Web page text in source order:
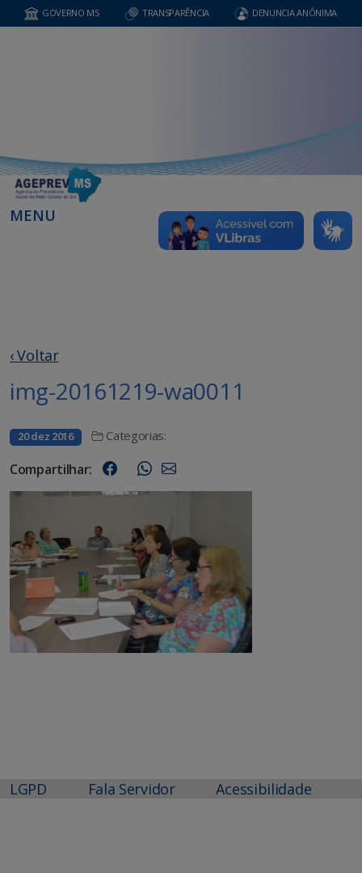
GOVERNO MS TRANSPARÊNCIA DENUNCIA ANÔNIMA
MENU
‹ Voltar
img-20161219-wa0011
20 dez 2016 Categorias:
Compartilhar:
LGPD Fala Servidor Acessibilidade